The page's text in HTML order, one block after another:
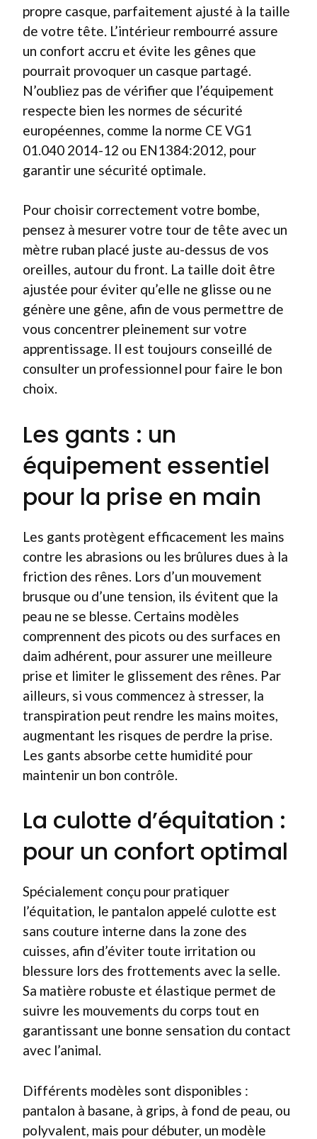
propre casque, parfaitement ajusté à la taille
de votre tête. L’intérieur rembourré assure
un confort accru et évite les gênes que
pourrait provoquer un casque partagé.
N’oubliez pas de vérifier que l’équipement
respecte bien les normes de sécurité
européennes, comme la norme CE VG1
01.040 2014-12 ou EN1384:2012, pour
garantir une sécurité optimale.
Pour choisir correctement votre bombe,
pensez à mesurer votre tour de tête avec un
mètre ruban placé juste au-dessus de vos
oreilles, autour du front. La taille doit être
ajustée pour éviter qu’elle ne glisse ou ne
génère une gêne, afin de vous permettre de
vous concentrer pleinement sur votre
apprentissage. Il est toujours conseillé de
consulter un professionnel pour faire le bon
choix.
Les gants : un
équipement essentiel
pour la prise en main
Les gants protègent efficacement les mains
contre les abrasions ou les brûlures dues à la
friction des rênes. Lors d’un mouvement
brusque ou d’une tension, ils évitent que la
peau ne se blesse. Certains modèles
comprennent des picots ou des surfaces en
daim adhérent, pour assurer une meilleure
prise et limiter le glissement des rênes. Par
ailleurs, si vous commencez à stresser, la
transpiration peut rendre les mains moites,
augmentant les risques de perdre la prise.
Les gants absorbe cette humidité pour
maintenir un bon contrôle.
La culotte d’équitation :
pour un confort optimal
Spécialement conçu pour pratiquer
l’équitation, le pantalon appelé culotte est
sans couture interne dans la zone des
cuisses, afin d’éviter toute irritation ou
blessure lors des frottements avec la selle.
Sa matière robuste et élastique permet de
suivre les mouvements du corps tout en
garantissant une bonne sensation du contact
avec l’animal.
Différents modèles sont disponibles :
pantalon à basane, à grips, à fond de peau, ou
polyvalent, mais pour débuter, un modèle